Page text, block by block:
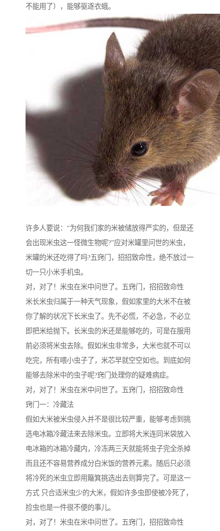
不能用了），能够驱逐衣蛾。
许多人要说：“为何我们家的米被储放得严实的，但是还
会出现米虫这一怪微生物呢?”应对米罐里问世的米虫，
米罐的米还吃得了吗?五窍门，招招致命性，绝不放过一
切一只小米手机虫。
对，对了！米虫在米中问世了。五窍门，招招致命性
米长米虫归属于一种天气现象，假如家里的大米不在被
你了解的状况下长米虫了。先不必慌，不必急，不必立
即把米给抛下。长米虫的米还是能够吃的，可是在服用
前必须将米虫去除。假如米虫非常多，大米也就不可以
吃完，所有喂小虫子了，米芯早就空空如也。到底如何
能够去除米中的虫子呢?窍门处理你的疑难病症。
对，对了！米虫在米中问世了。五窍门，招招致命性
窍门一：冷藏法
假如大米被米虫侵入并不是很比较严重，能够考虑到挑
选电冰箱冷藏法来去除米虫。立即将大米连同米袋放入
电冰箱的冰箱冷藏内，冷冻两三天就能将虫子完全杀掉
而且还不容易营养成分白米饭的营养元素。随后只必须
将冷死的米虫立即用簸箕挑选出去则算完了。可是这一
方式 只合适米虫少的大米，假如许多虫即使被冷死了，
捡虫也是一件很不便的事儿。
对，对了！米虫在米中问世了。五窍门，招招致命性